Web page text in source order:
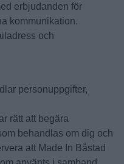
erbjudanden för
kommunikation.
och
personuppgifter,
rätt att begära
behandlas om dig och
att Made In Båstad